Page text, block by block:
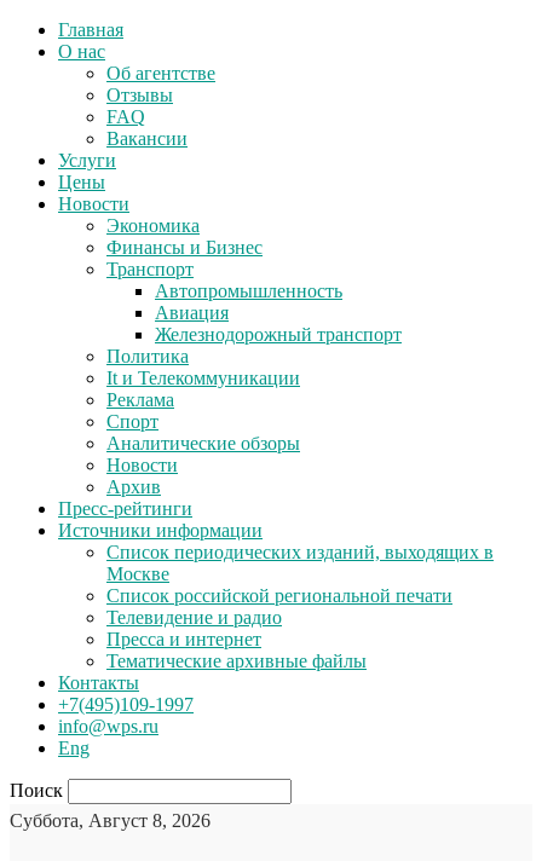
Главная
О нас
Об агентстве
Отзывы
FAQ
Вакансии
Услуги
Цены
Новости
Экономика
Финансы и Бизнес
Транспорт
Автопромышленность
Авиация
Железнодорожный транспорт
Политика
It и Телекоммуникации
Реклама
Спорт
Аналитические обзоры
Новости
Архив
Пресс-рейтинги
Источники информации
Список периодических изданий, выходящих в
Москве
Список российской региональной печати
Телевидение и радио
Пресса и интернет
Тематические архивные файлы
Контакты
+7(495)109-1997
info@wps.ru
Eng
Поиск
Суббота, Август 8, 2026